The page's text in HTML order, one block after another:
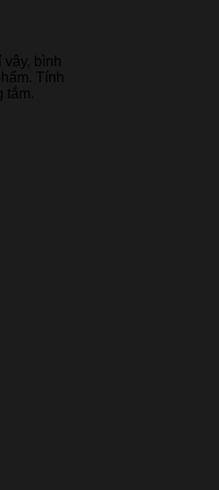
vậy, bình
Tính
tắm.